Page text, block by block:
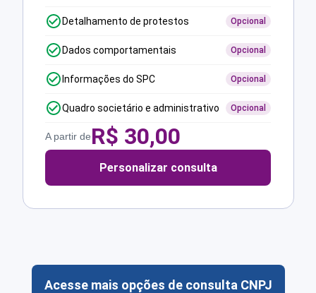
Detalhamento de protestos Opcional
Dados comportamentais Opcional
Informações do SPC Opcional
Quadro societário e administrativo Opcional
A partir deR$ 30,00
Personalizar consulta
Acesse mais opções de consulta CNPJ